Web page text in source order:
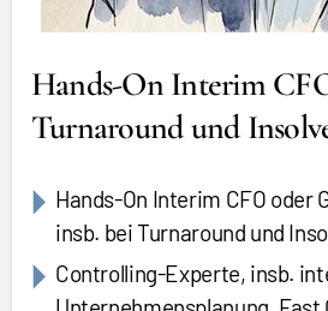
Hands-On Interim
Turnaround und
Hands-On Interim CFO oder
insb. bei Turnaround und
Controlling-Experte, insb.